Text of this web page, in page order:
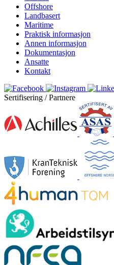
Offshore
Landbasert
Maritime
Praktisk informasjon
Annen informasjon
Dokumentasjon
Ansatte
Kontakt
Sertifisering / Partnere